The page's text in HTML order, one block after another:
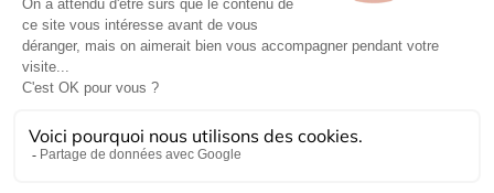
de ventes| © Hydrodis 2003-2026. Tous droits réservés